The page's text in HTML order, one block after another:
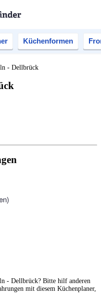
Küchenformen
- Dellbrück
- Dellbrück? Bitte hilf anderen
mit diesem Küchenplaner,